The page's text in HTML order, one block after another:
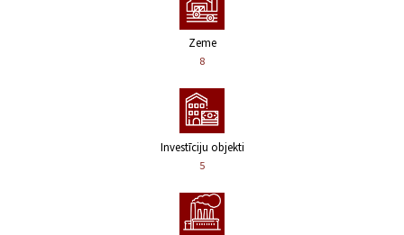
Zeme
8
Investīciju objekti
5